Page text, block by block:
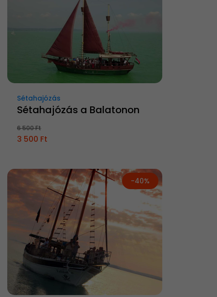
Sétahajózás
Sétahajózás a Balatonon
6 500 Ft
3 500 Ft
-40%